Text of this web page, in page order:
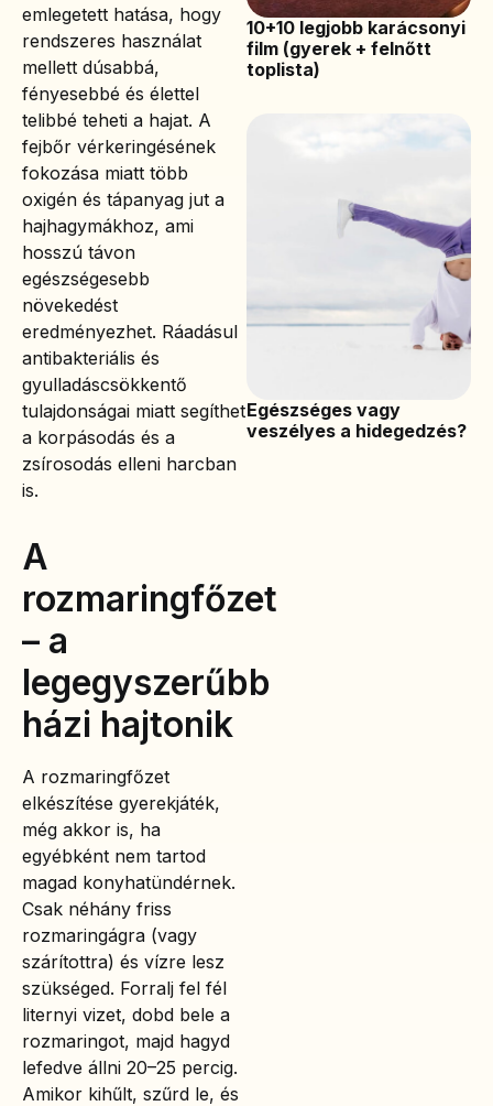
emlegetett hatása, hogy
rendszeres használat
mellett dúsabbá,
fényesebbé és élettel
telibbé teheti a hajat. A
fejbőr vérkeringésének
fokozása miatt több
oxigén és tápanyag jut a
hajhagymákhoz, ami
hosszú távon
egészségesebb
növekedést
eredményezhet. Ráadásul
antibakteriális és
gyulladáscsökkentő
tulajdonságai miatt segíthet
a korpásodás és a
zsírosodás elleni harcban
is.
A
rozmaringfőzet
– a
legegyszerűbb
házi hajtonik
A rozmaringfőzet
elkészítése gyerekjáték,
még akkor is, ha
egyébként nem tartod
magad konyhatündérnek.
Csak néhány friss
rozmaringágra (vagy
szárítottra) és vízre lesz
szükséged. Forralj fel fél
liternyi vizet, dobd bele a
rozmaringot, majd hagyd
lefedve állni 20–25 percig.
Amikor kihűlt, szűrd le, és
10+10 legjobb karácsonyi
film (gyerek + felnőtt
toplista)
Egészséges vagy
veszélyes a hidegedzés?